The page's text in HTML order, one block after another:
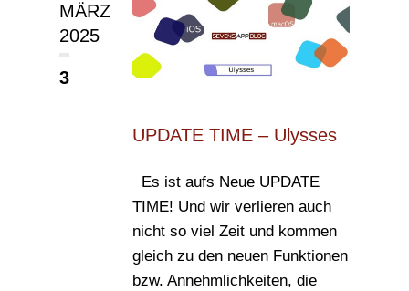
MÄRZ
2025
3
UPDATE TIME – Ulysses
Es ist aufs Neue UPDATE
TIME! Und wir verlieren auch
nicht so viel Zeit und kommen
gleich zu den neuen Funktionen
bzw. Annehmlichkeiten, die